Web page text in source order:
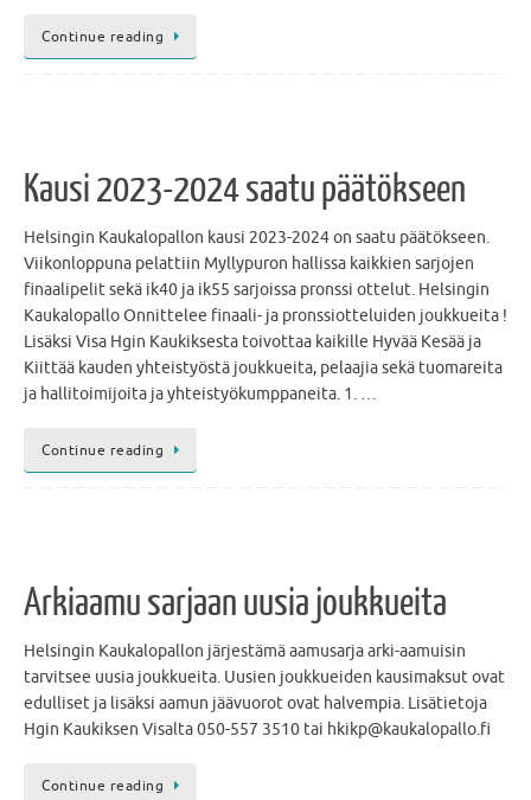
Continue reading
Kausi 2023-2024 saatu päätökseen
Helsingin Kaukalopallon kausi 2023-2024 on saatu päätökseen.
Viikonloppuna pelattiin Myllypuron hallissa kaikkien sarjojen
finaalipelit sekä ik40 ja ik55 sarjoissa pronssi ottelut. Helsingin
Kaukalopallo Onnittelee finaali- ja pronssiotteluiden joukkueita !
Lisäksi Visa Hgin Kaukiksesta toivottaa kaikille Hyvää Kesää ja
Kiittää kauden yhteistyöstä joukkueita, pelaajia sekä tuomareita
ja hallitoimijoita ja yhteistyökumppaneita. 1. …
Continue reading
Arkiaamu sarjaan uusia joukkueita
Helsingin Kaukalopallon järjestämä aamusarja arki-aamuisin
tarvitsee uusia joukkueita. Uusien joukkueiden kausimaksut ovat
edulliset ja lisäksi aamun jäävuorot ovat halvempia. Lisätietoja
Hgin Kaukiksen Visalta 050-557 3510 tai hkikp@kaukalopallo.fi
Continue reading